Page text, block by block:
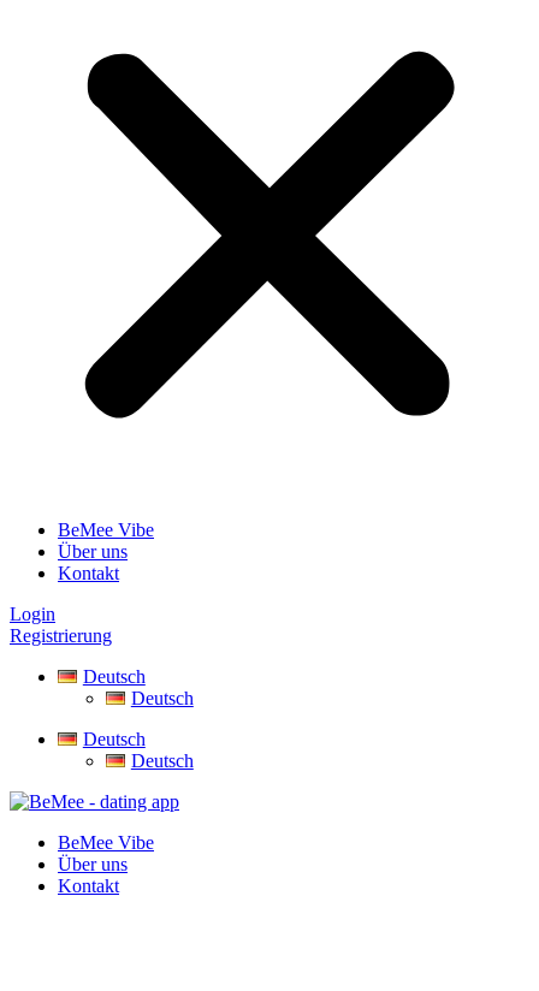
BeMee Vibe
Über uns
Kontakt
Login
Registrierung
Deutsch
Deutsch
Deutsch
Deutsch
BeMee Vibe
Über uns
Kontakt